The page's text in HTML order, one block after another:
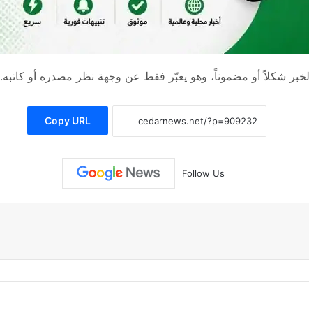
شكلاً أو مضموناً، وهو يعبّر فقط عن وجهة نظر مصدره أو كاتبه.
Copy URL
Follow Us